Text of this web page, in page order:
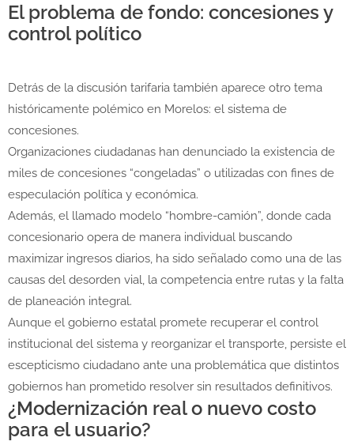
El problema de fondo: concesiones y
control político
Detrás de la discusión tarifaria también aparece otro tema
históricamente polémico en Morelos: el sistema de
concesiones.
Organizaciones ciudadanas han denunciado la existencia de
miles de concesiones “congeladas” o utilizadas con fines de
especulación política y económica.
Además, el llamado modelo “hombre-camión”, donde cada
concesionario opera de manera individual buscando
maximizar ingresos diarios, ha sido señalado como una de las
causas del desorden vial, la competencia entre rutas y la falta
de planeación integral.
Aunque el gobierno estatal promete recuperar el control
institucional del sistema y reorganizar el transporte, persiste el
escepticismo ciudadano ante una problemática que distintos
gobiernos han prometido resolver sin resultados definitivos.
¿Modernización real o nuevo costo
para el usuario?